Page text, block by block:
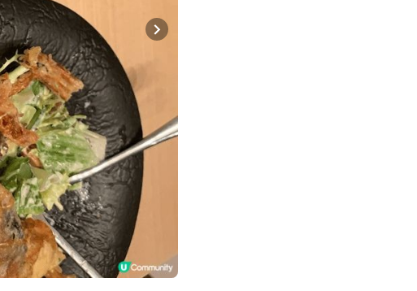
Next slide